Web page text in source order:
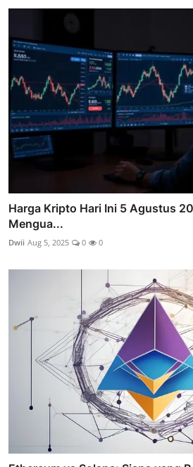
Harga Kripto Hari Ini 5 Agustus
Mengua...
Dwii Aug 5, 2025 0 0